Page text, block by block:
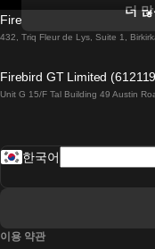
더
Firebird GT Limited (OC
432, Triq Fleur de Lys, Suite 1,
Firebird GT Limited
Unit G 15/F Tal Building 49 Austin
한국어
이용 약관